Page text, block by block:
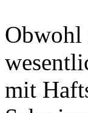
Obwohl
mit